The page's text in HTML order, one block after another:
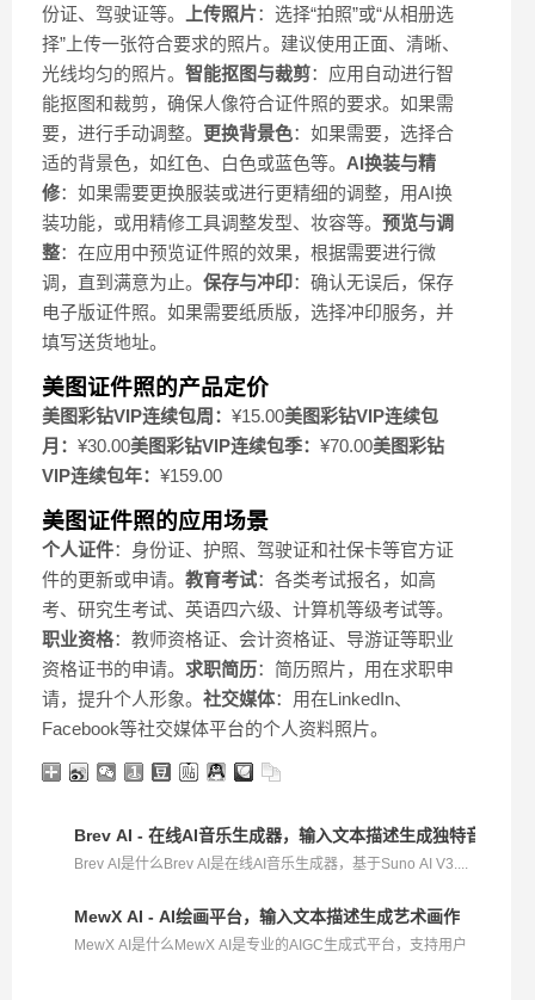
份证、驾驶证等。
上传照片：选择“拍照”或“从相册选
择”上传一张符合要求的照片。建议使用正面、清晰、
光线均匀的照片。 智能抠图与裁剪：应用自动进行智
能抠图和裁剪，确保人像符合证件照的要求。如果需
要，进行手动调整。 更换背景色：如果需要，选择合
适的背景色，如红色、白色或蓝色等。 AI换装与精
修：如果需要更换服装或进行更精细的调整，用AI换
装功能，或用精修工具调整发型、妆容等。 预览与调
整：在应用中预览证件照的效果，根据需要进行微
调，直到满意为止。 保存与冲印：确认无误后，保存
电子版证件照。如果需要纸质版，选择冲印服务，并
填写送货地址。
美图证件照的产品定价
美图彩钻VIP连续包周： ¥15.00美图彩钻VIP连续包
月： ¥30.00美图彩钻VIP连续包季： ¥70.00美图彩钻
VIP连续包年： ¥159.00
美图证件照的应用场景
个人证件：身份证、护照、驾驶证和社保卡等官方证
件的更新或申请。 教育考试：各类考试报名，如高
考、研究生考试、英语四六级、计算机等级考试等。
职业资格：教师资格证、会计资格证、导游证等职业
资格证书的申请。 求职简历：简历照片，用在求职申
请，提升个人形象。 社交媒体：用在LinkedIn、
Facebook等社交媒体平台的个人资料照片。
Brev AI - 在线AI音乐生成器，输入文本描述生成独特音乐作
Brev AI是什么Brev AI是在线AI音乐生成器，基于Suno AI V3....
MewX AI - AI绘画平台，输入文本描述生成艺术画作
MewX AI是什么MewX AI是专业的AIGC生成式平台，支持用户